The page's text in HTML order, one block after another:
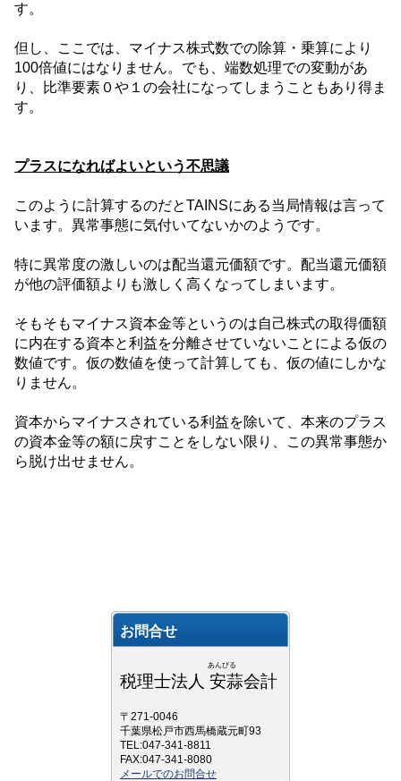
す。
但し、ここでは、マイナス株式数での除算・乗算により
100倍値にはなりません。でも、端数処理での変動があ
り、比準要素０や１の会社になってしまうこともあり得ま
す。
プラスになればよいという不思議
このように計算するのだとTAINSにある当局情報は言って
います。異常事態に気付いてないかのようです。
特に異常度の激しいのは配当還元価額です。配当還元価額
が他の評価額よりも激しく高くなってしまいます。
そもそもマイナス資本金等というのは自己株式の取得価額
に内在する資本と利益を分離させていないことによる仮の
数値です。仮の数値を使って計算しても、仮の値にしかな
りません。
資本からマイナスされている利益を除いて、本来のプラス
の資本金等の額に戻すことをしない限り、この異常事態か
ら脱け出せません。
お問合せ
あんびる
税理士法人 安蒜会計
〒271-0046
千葉県松戸市西馬橋蔵元町93
TEL:047-341-8811
FAX:047-341-8080
メールでのお問合せ